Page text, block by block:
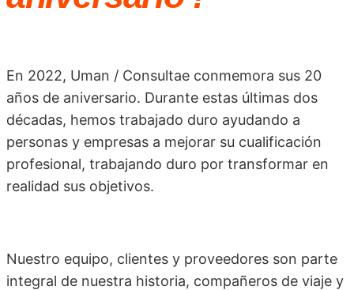
En 2022, Uman / Consultae conmemora sus 20
años de aniversario. Durante estas últimas dos
décadas, hemos trabajado duro ayudando a
personas y empresas a mejorar su cualificación
profesional, trabajando duro por transformar en
realidad sus objetivos.
Nuestro equipo, clientes y proveedores son parte
integral de nuestra historia, compañeros de viaje y